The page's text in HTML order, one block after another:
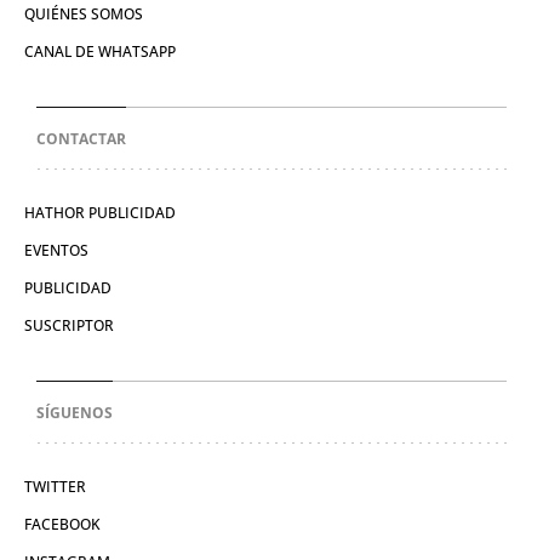
QUIÉNES SOMOS
CANAL DE WHATSAPP
CONTACTAR
HATHOR PUBLICIDAD
EVENTOS
PUBLICIDAD
SUSCRIPTOR
SÍGUENOS
TWITTER
FACEBOOK